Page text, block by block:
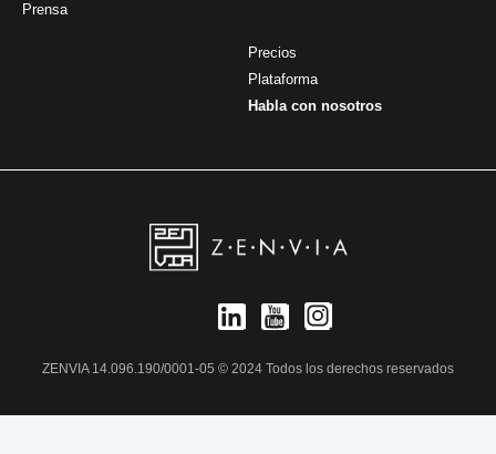
Prensa
Precios
Plataforma
Habla con nosotros
ZENVIA 14.096.190/0001-05 © 2024 Todos los derechos reservados